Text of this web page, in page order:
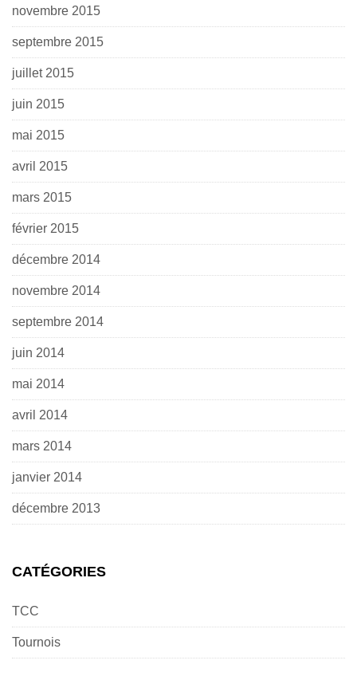
novembre 2015
septembre 2015
juillet 2015
juin 2015
mai 2015
avril 2015
mars 2015
février 2015
décembre 2014
novembre 2014
septembre 2014
juin 2014
mai 2014
avril 2014
mars 2014
janvier 2014
décembre 2013
CATÉGORIES
TCC
Tournois